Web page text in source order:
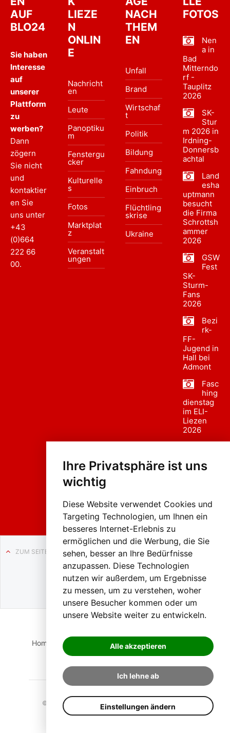
Ihre Privatsphäre ist uns
wichtig
Diese Website verwendet Cookies und
Targeting Technologien, um Ihnen ein
besseres Internet-Erlebnis zu
ermöglichen und die Werbung, die Sie
sehen, besser an Ihre Bedürfnisse
anzupassen. Diese Technologien
nutzen wir außerdem, um Ergebnisse
zu messen, um zu verstehen, woher
unsere Besucher kommen oder um
unsere Website weiter zu entwickeln.
Alle akzeptieren
Ich lehne ab
Einstellungen ändern
AUF
BLO24
Sie haben
Interesse
auf
unserer
Plattform
zu
werben?
Dann
zögern
Sie nicht
und
kontaktier
en Sie
uns unter
+43
(0)664
222 66
00.
LIEZE
N
ONLIN
E
Nachricht
en
Leute
Panoptiku
m
Fenstergu
cker
Kulturelle
s
Fotos
Marktplat
z
Veranstalt
ungen
NACH
THEM
EN
Unfall
Brand
Wirtschaf
t
Politik
Bildung
Fahndung
Einbruch
Flüchtling
skrise
Ukraine
FOTOS
Nen
a in
Bad
Mitterndo
rf -
Tauplitz
2026
SK-
Stur
m 2026 in
Irdning-
Donnersb
achtal
Land
esha
uptmann
besucht
die Firma
Schrottsh
ammer
2026
GSW
Fest
SK-
Sturm-
Fans
2026
Bezi
rk-
FF-
Jugend in
Hall bei
Admont
Fasc
hing
dienstag
im ELI-
Liezen
2026
sumzug
Liezen
ZUM SEITENANFANG
Auf BLO24.at werben?
+43 (0)664 2226600
Home Suche Login Impressum
Datenschutz
© 2023 BLO24.at – Bezirk Liezen Online |